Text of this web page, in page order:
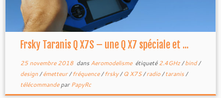
Frsky Taranis Q X7S – une Q X7 spéciale et ...
25 novembre 2018dans Aeromodelisme étiqueté2.4GHz/bind/
design/émetteur/fréquence/frsky/Q X7S/radio/taranis/
télécommandeparPapyRc